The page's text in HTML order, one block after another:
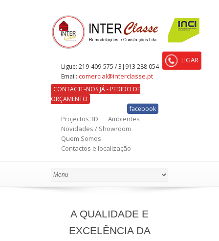
LIGAR
Ligue: 219-409-575 / 3|913 288 054
Email: comercial@interclasse.pt
CONTACTE-NOS JÁ - PEDIDO DE
ORÇAMENTO
facebook
Projectos 3D
Ambientes
Novidades / Showroom
Quem Somos
Contactos e localização
A QUALIDADE E
EXCELÊNCIA DA